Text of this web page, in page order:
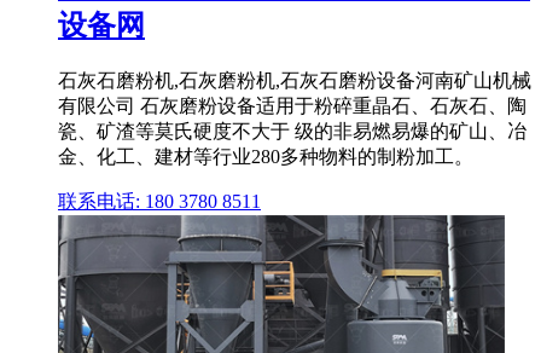
设备网
石灰石磨粉机,石灰磨粉机,石灰石磨粉设备河南矿山机械
有限公司 石灰磨粉设备适用于粉碎重晶石、石灰石、陶
瓷、矿渣等莫氏硬度不大于 级的非易燃易爆的矿山、冶
金、化工、建材等行业280多种物料的制粉加工。
联系电话: 180 3780 8511